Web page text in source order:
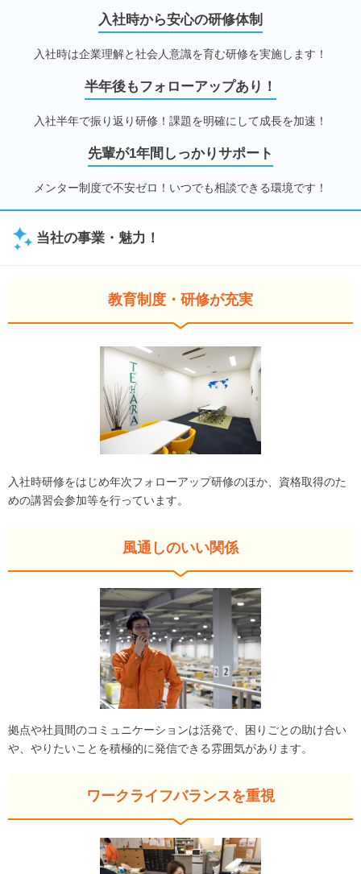
入社時から安心の研修体制
入社時は企業理解と社会人意識を育む研修を実施します！
半年後もフォローアップあり！
入社半年で振り返り研修！課題を明確にして成長を加速！
先輩が1年間しっかりサポート
メンター制度で不安ゼロ！いつでも相談できる環境です！
当社の事業・魅力！
教育制度・研修が充実
入社時研修をはじめ年次フォローアップ研修のほか、資格取得のた
めの講習会参加等を行っています。
風通しのいい関係
拠点や社員間のコミュニケーションは活発で、困りごとの助け合い
や、やりたいことを積極的に発信できる雰囲気があります。
ワークライフバランスを重視